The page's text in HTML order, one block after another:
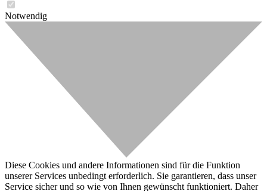
Notwendig
Diese Cookies und andere Informationen sind für die Funktion
unserer Services unbedingt erforderlich. Sie garantieren, dass unser
Service sicher und so wie von Ihnen gewünscht funktioniert. Daher